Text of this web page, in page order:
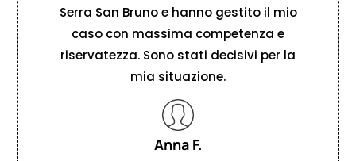
Serra San Bruno e hanno gestito il mio
caso con massima competenza e
riservatezza. Sono stati decisivi per la
mia situazione.
Anna F.